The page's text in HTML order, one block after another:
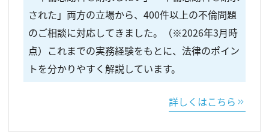
された」両方の立場から、400件以上の不倫問題
のご相談に対応してきました。（※2026年3月時
点）これまでの実務経験をもとに、法律のポイン
トを分かりやすく解説しています。
詳しくはこちら